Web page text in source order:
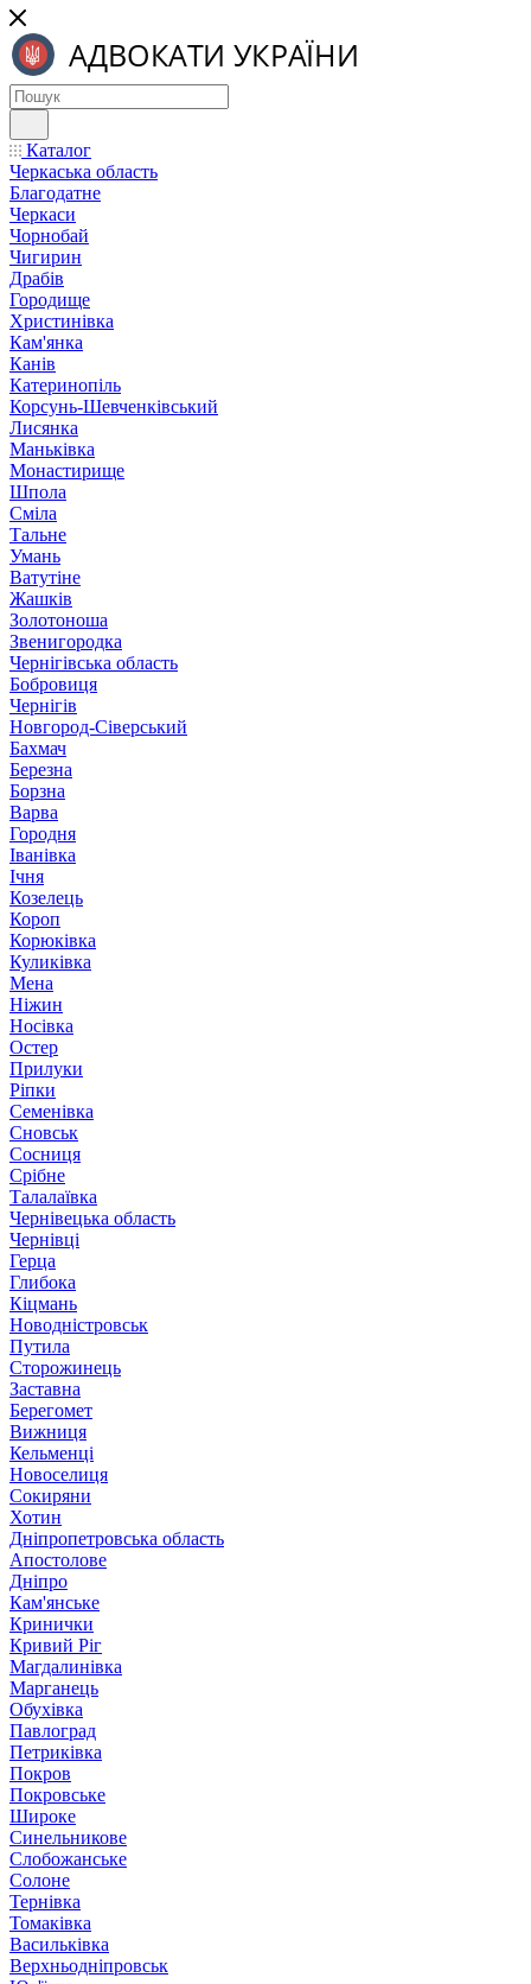
Каталог
Черкаська область
Благодатне
Черкаси
Чорнобай
Чигирин
Драбів
Городище
Христинівка
Кам'янка
Канів
Катеринопіль
Корсунь-Шевченківський
Лисянка
Маньківка
Монастирище
Шпола
Сміла
Тальне
Умань
Ватутіне
Жашків
Золотоноша
Звенигородка
Чернігівська область
Бобровиця
Чернігів
Новгород-Сіверський
Бахмач
Березна
Борзна
Варва
Городня
Іванівка
Ічня
Козелець
Короп
Корюківка
Куликівка
Мена
Ніжин
Носівка
Остер
Прилуки
Ріпки
Семенівка
Сновськ
Сосниця
Срібне
Талалаївка
Чернівецька область
Чернівці
Герца
Глибока
Кіцмань
Новодністровськ
Путила
Сторожинець
Заставна
Берегомет
Вижниця
Кельменці
Новоселиця
Сокиряни
Хотин
Дніпропетровська область
Апостолове
Дніпро
Кам'янське
Кринички
Кривий Ріг
Магдалинівка
Марганець
Обухівка
Павлоград
Петриківка
Покров
Покровське
Широке
Синельникове
Слобожанське
Солоне
Тернівка
Томаківка
Васильківка
Верхньодніпровськ